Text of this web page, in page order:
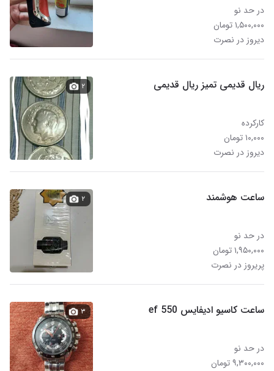
در حد نو
۱,۵۰۰,۰۰۰ تومان
دیروز در نصرت
ریال قدیمی تمیز ریال قدیمی
کارکرده
۱۰,۰۰۰ تومان
دیروز در نصرت
۲
ساعت هوشمند
در حد نو
۱,۹۵۰,۰۰۰ تومان
پریروز در نصرت
۲
ساعت کاسیو ادیفایس ef 550
در حد نو
۹,۳۰۰,۰۰۰ تومان
۳